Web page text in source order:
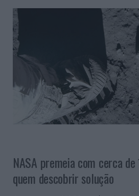
NASA premeia com cerca
quem descobrir solução